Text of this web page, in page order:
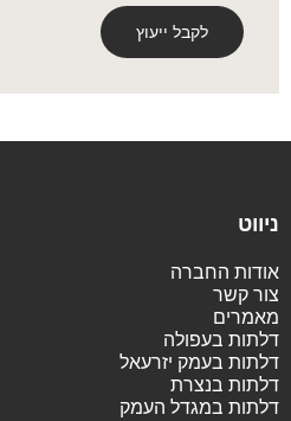
ניווט
אודות החברה
צור קשר
מאמרים
דלתות בעפולה
דלתות בעמק יזרעאל
דלתות בנצרת
דלתות במגדל העמק